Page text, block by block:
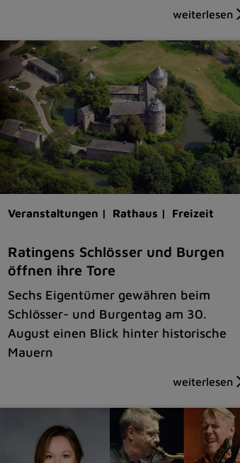
Veranstaltungen | Rathaus | Freizeit
Ratingens Schlösser und Burgen
öffnen ihre Tore
Sechs Eigentümer gewähren beim
Schlösser- und Burgentag am 30.
August einen Blick hinter historische
Mauern